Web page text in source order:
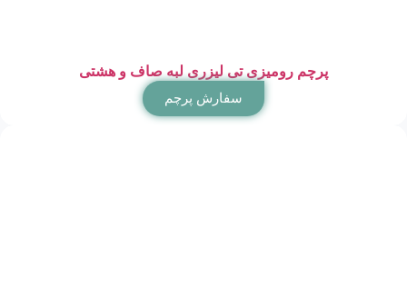
پرچم رومیزی تی لیزری لبه صاف و هشتی
سفارش پرچم